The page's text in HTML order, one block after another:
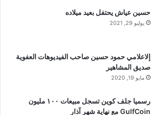
حسين عياش يحتفل بعيد ميلاده
يوليو 29, 2021
إلاعلامي حمود حسين صاحب الفيديوهات العفوية
صديق المشاهير
مايو 19, 2020
رسميا جلف كوين تسجل مبيعات ١٠٠ مليون
GulfCoin مع نهاية شهر آذار